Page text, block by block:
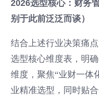
2026选型核心：财务
别于此前泛泛而谈）
结合上述行业决策痛
选型核心维度表，明
维度，聚焦“业财一体
业精准选型，同时贴